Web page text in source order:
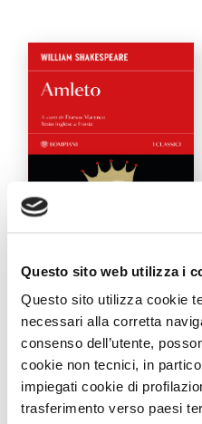
Questo sito web utilizza i
Questo sito utilizza cookie
necessari alla corretta
consenso dell’utente,
cookie non tecnici, in
impiegati cookie di
trasferimento verso paesi
Amleto
William Shakespeare
Viaggi